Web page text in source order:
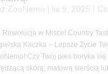
ZooNemo lis 9, 2025
w Misce! Country
Kaczka – Lepsze Życie
Czy Twój pies boryka
skórą, matową sierścią